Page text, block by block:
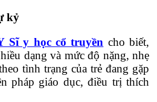
kỷ
Sĩ y học cổ truyền cho biết,
dạng và mức độ nặng, nhẹ
tình trạng của trẻ đang gặp
pháp giáo dục, điều trị thích